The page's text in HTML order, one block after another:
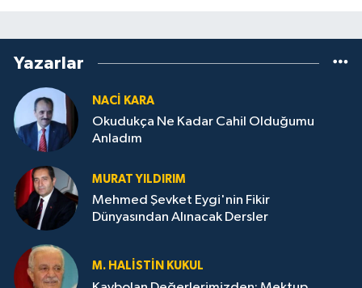
Yazarlar
NACI KARA
Okudukça Ne Kadar Cahil Olduğumu
Anladım
MURAT YILDIRIM
Mehmed Şevket Eygi'nin Fikir
Dünyasından Alınacak Dersler
M. HALISTIN KUKUL